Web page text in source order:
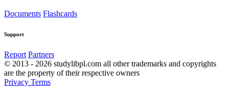
Documents Flashcards
Support
Report Partners
© 2013 - 2026 studylibpl.com all other trademarks and copyrights
are the property of their respective owners
Privacy Terms